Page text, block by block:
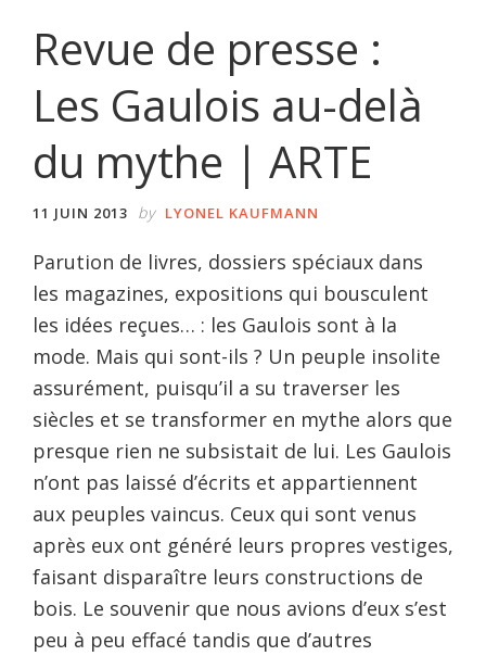
Revue de presse :
Les Gaulois au-delà
du mythe | ARTE
11 JUIN 2013 by LYONEL KAUFMANN
Parution de livres, dossiers spéciaux dans
les magazines, expositions qui bousculent
les idées reçues… : les Gaulois sont à la
mode. Mais qui sont-ils ? Un peuple insolite
assurément, puisqu’il a su traverser les
siècles et se transformer en mythe alors que
presque rien ne subsistait de lui. Les Gaulois
n’ont pas laissé d’écrits et appartiennent
aux peuples vaincus. Ceux qui sont venus
après eux ont généré leurs propres vestiges,
faisant disparaître leurs constructions de
bois. Le souvenir que nous avions d’eux s’est
peu à peu effacé tandis que d’autres